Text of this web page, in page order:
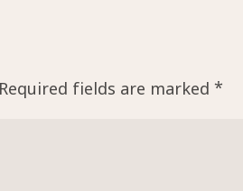
Required fields are marked*